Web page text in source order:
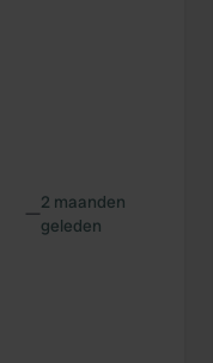
—2 maanden
geleden